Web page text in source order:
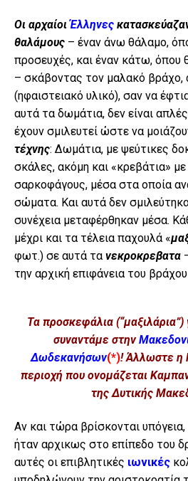
Οι αρχαίοιΈλληνες
θαλάμους – έναν άνω θάλαμο,
προσευχές, και έναν κάτω,
– σκάβοντας τον μαλακό
(ηφαιστειακό υλικό), σαν να
αυτά τα δωμάτια, δεν είναι
έχουν σμιλευτεί ώστε να
τέχνης: Δωμάτια, με ψεύτικες
σκάλες, ακόμη και «κρεβάτια»
σαρκοφάγους, μέσα στα οποία
σώματα. Και αυτά δεν
συνέχεια μεταφέρθηκαν μέσα.
μέχρι και τα τέλεια παχουλά «
φωτ.) σε αυτά τανεκροκρεβατα
την αρχική επιφάνεια του
Τα προσκεφάλια (“μαξιλάρια”)
συναντάμε στην
Δωδεκανήσων(*)! Άλλωστε η
περιοχή που ονομάζεται
της Δυτικής
Αν και τώρα βρίσκονται υπόγεια,
ήταν αρχικως στο επίπεδο του
αυτές οι επιβλητικές ιωνικές